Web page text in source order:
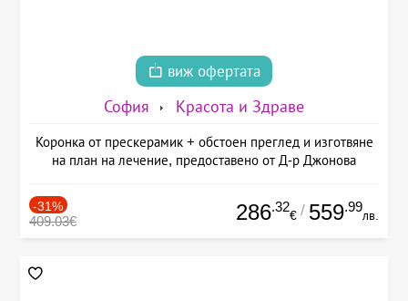
виж офертата
София Красота и Здраве
Коронка от прескерамик + обстоен преглед и изготвяне
на план на лечение, предоставено от Д-р Джонова
-31%
409.03€ 286.32
€ / 559.99
лв.